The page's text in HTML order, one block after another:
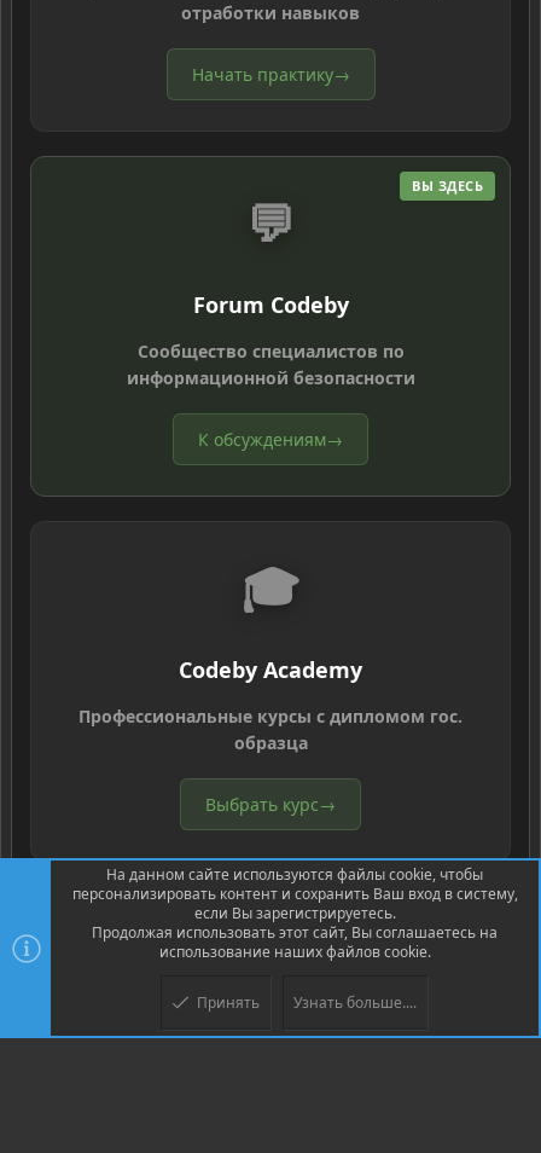
отработки навыков
Начать практику→
ВЫ ЗДЕСЬ
💬
Forum Codeby
Сообщество специалистов по
информационной безопасности
К обсуждениям→
🎓
Codeby Academy
Профессиональные курсы с дипломом гос.
образца
Выбрать курс→
Community platform by XenForo ® © 2010-2026 XenForo Ltd.
© Jason Axelrod of 8WAYRUN
На данном сайте используются файлы cookie, чтобы
персонализировать контент и сохранить Ваш вход в систему,
если Вы зарегистрируетесь.
Продолжая использовать этот сайт, Вы соглашаетесь на
использование наших файлов cookie.
Принять Узнать больше....